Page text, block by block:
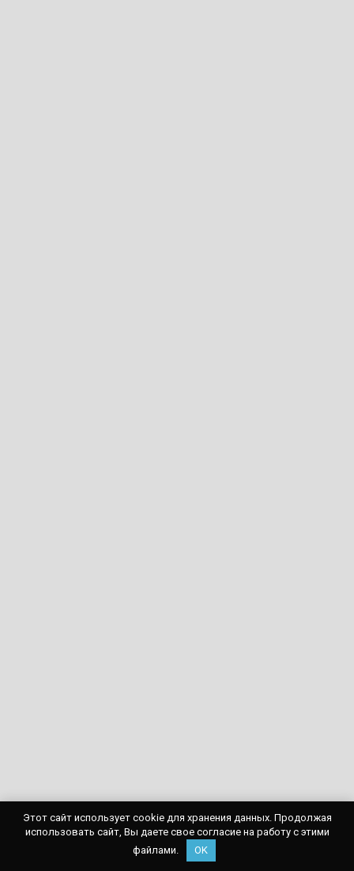
Этот сайт использует cookie для хранения данных. Продолжая
использовать сайт, Вы даете свое согласие на работу с этими
файлами.
OK